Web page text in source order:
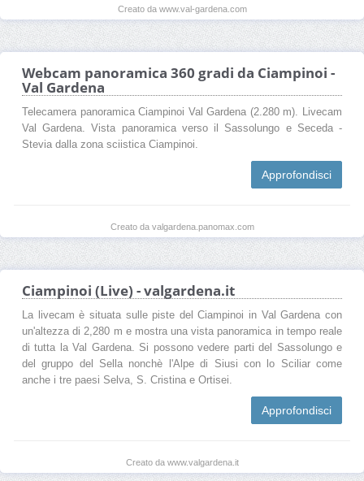
Creato da www.val-gardena.com
Webcam panoramica 360 gradi da Ciampinoi -
Val Gardena
Telecamera panoramica Ciampinoi Val Gardena (2.280 m). Livecam
Val Gardena. Vista panoramica verso il Sassolungo e Seceda -
Stevia dalla zona sciistica Ciampinoi.
Approfondisci
Creato da valgardena.panomax.com
Ciampinoi (Live) - valgardena.it
La livecam è situata sulle piste del Ciampinoi in Val Gardena con
un'altezza di 2,280 m e mostra una vista panoramica in tempo reale
di tutta la Val Gardena. Si possono vedere parti del Sassolungo e
del gruppo del Sella nonchè l'Alpe di Siusi con lo Sciliar come
anche i tre paesi Selva, S. Cristina e Ortisei.
Approfondisci
Creato da www.valgardena.it